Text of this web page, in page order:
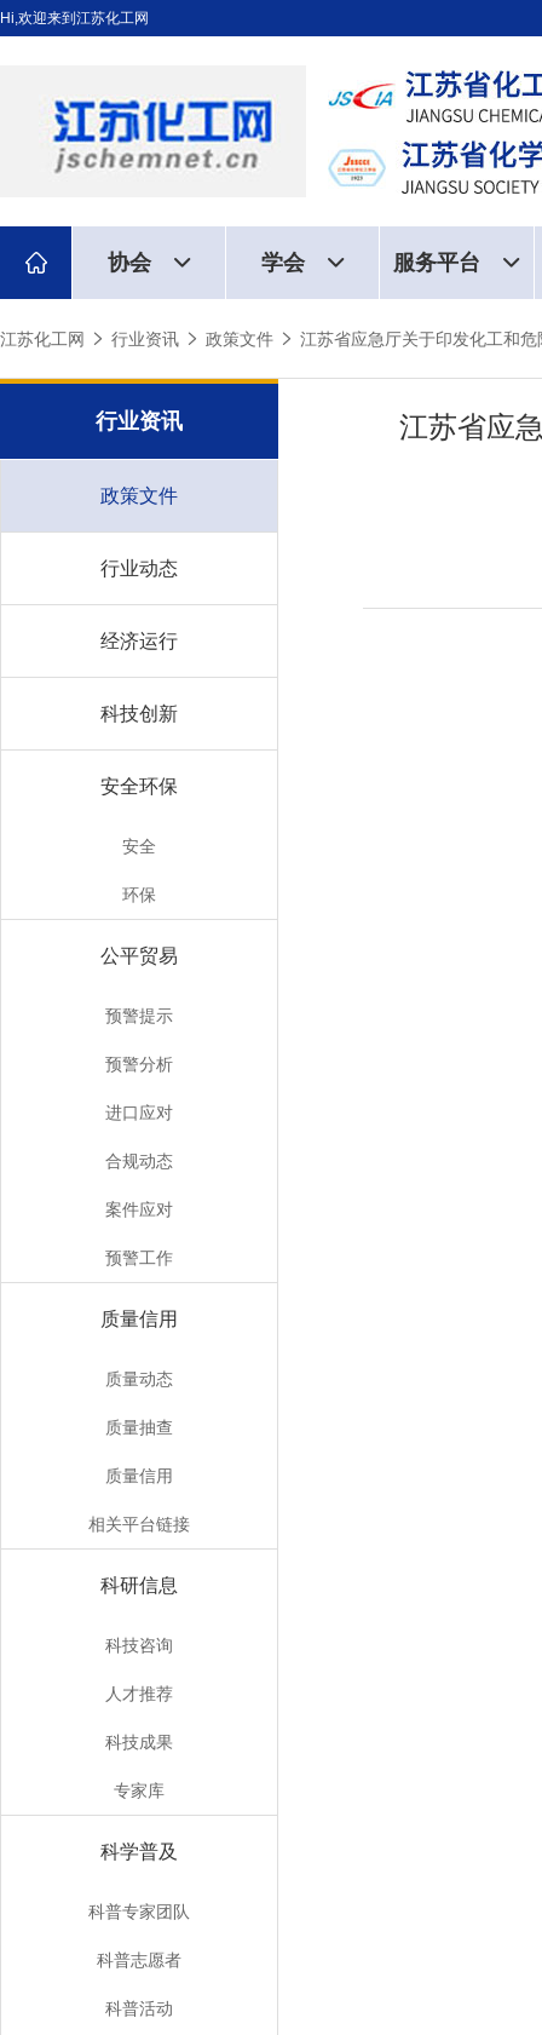
Hi,欢迎来到江苏化工网
协会 学会 服务平台
江苏化工网 行业资讯 政策文件 江苏省应急厅关于印发化工和
行业资讯
政策文件
行业动态
经济运行
科技创新
安全环保
安全
环保
公平贸易
预警提示
预警分析
进口应对
合规动态
案件应对
预警工作
质量信用
质量动态
质量抽查
质量信用
相关平台链接
科研信息
科技咨询
人才推荐
科技成果
专家库
科学普及
科普专家团队
科普志愿者
科普活动
江苏省应